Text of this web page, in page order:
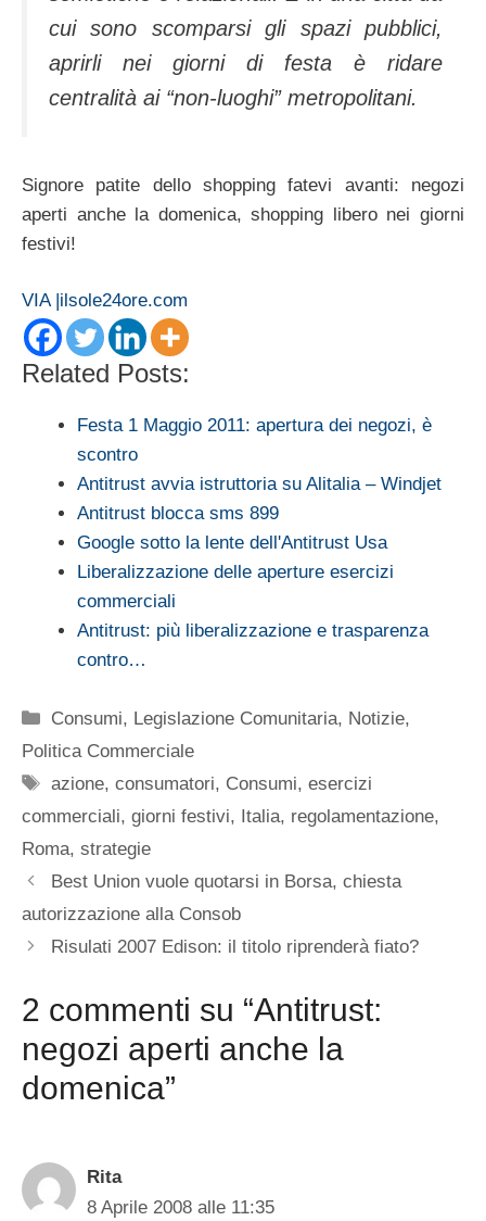
cui sono scomparsi gli spazi pubblici,
aprirli nei giorni di festa è ridare
centralità ai “non-luoghi” metropolitani.
Signore patite dello shopping fatevi avanti: negozi
aperti anche la domenica, shopping libero nei giorni
festivi!
VIA |ilsole24ore.com
Related Posts:
Festa 1 Maggio 2011: apertura dei negozi, è
scontro
Antitrust avvia istruttoria su Alitalia – Windjet
Antitrust blocca sms 899
Google sotto la lente dell'Antitrust Usa
Liberalizzazione delle aperture esercizi
commerciali
Antitrust: più liberalizzazione e trasparenza
contro…
Categorie
Consumi, Legislazione Comunitaria, Notizie,
Politica Commerciale
Tag
azione,consumatori, Consumi,esercizi
commerciali, giorni festivi, Italia, regolamentazione,
Roma, strategie
Best Union vuole quotarsi in Borsa, chiesta
autorizzazione alla Consob
Risulati 2007 Edison: il titolo riprenderà fiato?
2 commenti su “Antitrust:
negozi aperti anche la
domenica”
Rita
8 Aprile 2008 alle 11:35